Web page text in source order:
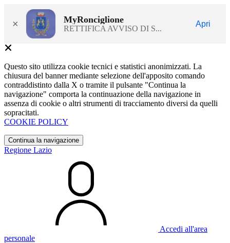
× MyRonciglione
RETTIFICA AVVISO DI S...
Apri
Questo sito utilizza cookie tecnici e statistici anonimizzati. La
chiusura del banner mediante selezione dell'apposito comando
contraddistinto dalla X o tramite il pulsante "Continua la
navigazione" comporta la continuazione della navigazione in
assenza di cookie o altri strumenti di tracciamento diversi da quelli
sopracitati.
COOKIE POLICY
Continua la navigazione
Regione Lazio
Accedi all'area
personale